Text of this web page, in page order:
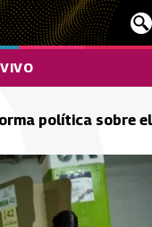
política sobre el